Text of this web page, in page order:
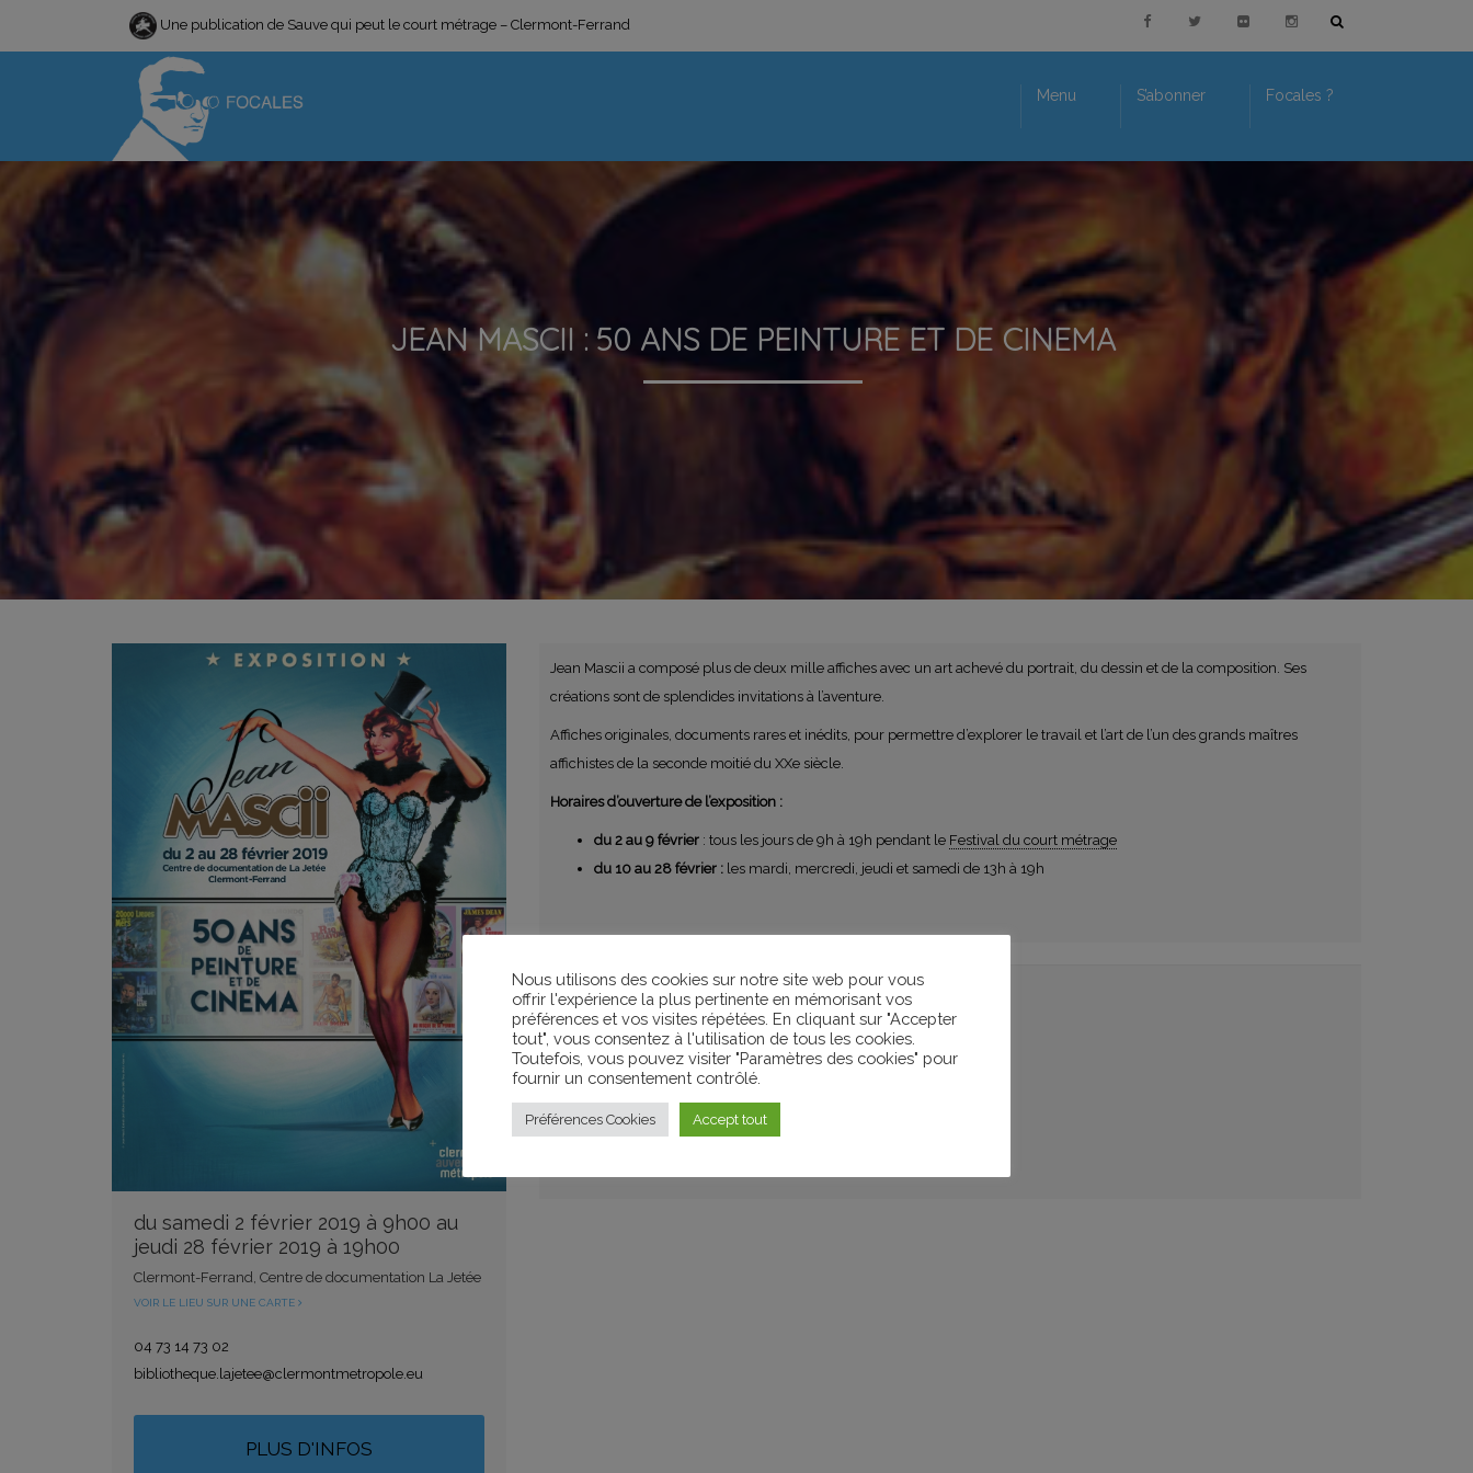
Une publication de Sauve qui peut le court métrage – Clermont-Ferrand
Menu S’abonner Focales ?
JEAN MASCII : 50 ANS DE PEINTURE ET DE CINEMA
du samedi 2 février 2019 à 9h00 au
jeudi 28 février 2019 à 19h00
Clermont-Ferrand, Centre de documentation La Jetée
VOIR LE LIEU SUR UNE CARTE
04 73 14 73 02
bibliotheque.lajetee@clermontmetropole.eu
PLUS D'INFOS
Jean Mascii a composé plus de deux mille affiches avec un art achevé du portrait, du dessin et de la composition. Ses
créations sont de splendides invitations à l’aventure.
Affiches originales, documents rares et inédits, pour permettre d’explorer le travail et l’art de l’un des grands maîtres
affichistes de la seconde moitié du XXe siècle.
Horaires d’ouverture de l’exposition :
du 2 au 9 février : tous les jours de 9h à 19h pendant le Festival du court métrage
du 10 au 28 février : les mardi, mercredi, jeudi et samedi de 13h à 19h
ORGANISATEURS
Centre de documentation La
Jetée
Nous utilisons des cookies sur notre site web pour vous
offrir l'expérience la plus pertinente en mémorisant vos
préférences et vos visites répétées. En cliquant sur "Accepter
tout", vous consentez à l'utilisation de tous les cookies.
Toutefois, vous pouvez visiter "Paramètres des cookies" pour
fournir un consentement contrôlé.
Préférences Cookies Accept tout